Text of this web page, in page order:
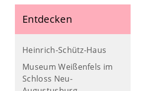
Entdecken
Heinrich-Schütz-Haus
Museum Weißenfels im
Schloss Neu-